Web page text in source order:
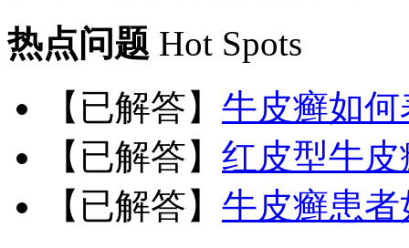
热点问题 Hot Spots
【已解答】 牛皮癣如
【已解答】 红皮型牛
【已解答】 牛皮癣患